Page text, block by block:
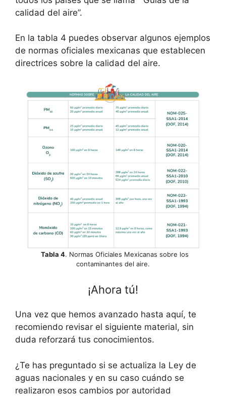
calidad del aire”.
En la tabla 4 puedes observar algunos ejemplos
de normas oficiales mexicanas que establecen
directrices sobre la calidad del aire.
Tabla 4. Normas Oficiales Mexicanas sobre los
contaminantes del aire.
¡Ahora tú!
Una vez que hemos avanzado hasta aquí, te
recomiendo revisar el siguiente material, sin
duda reforzará tus conocimientos.
¿Te has preguntado si se actualiza la Ley de
aguas nacionales y en su caso cuándo se
realizaron esos cambios por autoridad